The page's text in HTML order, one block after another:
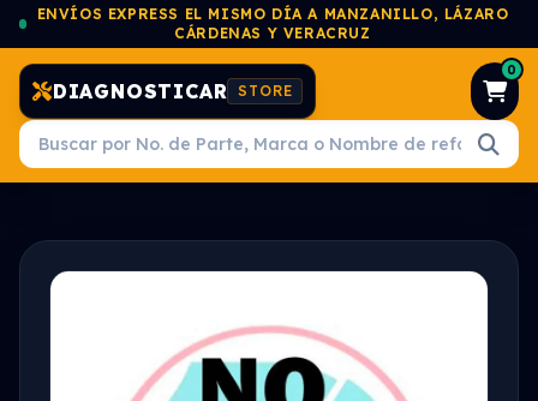
ENVÍOS EXPRESS EL MISMO DÍA A MANZANILLO, LÁZARO
CÁRDENAS Y VERACRUZ
DIAGNOSTICAR STORE
0